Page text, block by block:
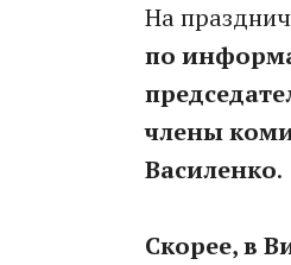
На
по
члены
Василенко.
Скорее, в